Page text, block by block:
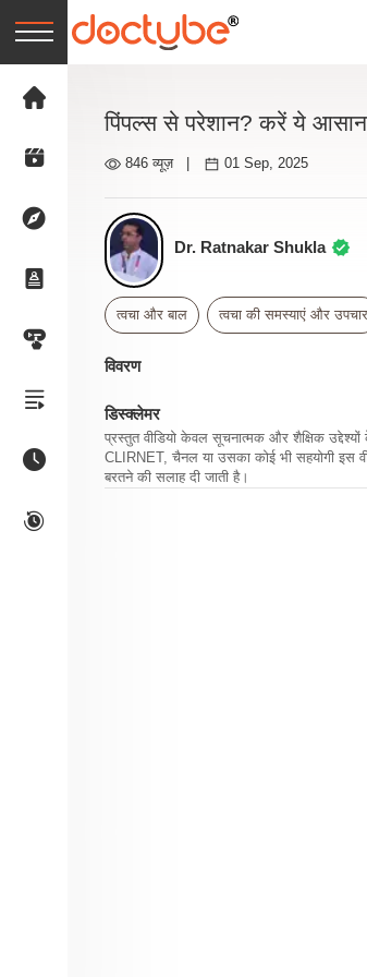
पिंपल्स से परेशान? करें ये
846 व्यूज़ 01 Sep, 2025
Dr. Ratnakar Shukla
त्वचा और बाल त्वचा की समस्याएं और उपचार
विवरण
डिस्क्लेमर
प्रस्तुत वीडियो केवल सूचनात्मक और शैक्षिक
CLIRNET, चैनल या उसका कोई भी सहयोगी इस
बरतने की सलाह दी जाती है।